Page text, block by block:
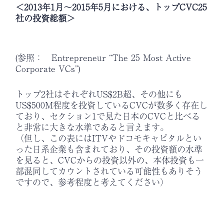
＜2013年1月～2015年5月における、トップCVC25
社の投資総額＞
(参照： Entrepreneur “The 25 Most Active
Corporate VCs”)
トップ2社はそれぞれUS$2B超、その他にも
US$500M程度を投資しているCVCが数多く存在し
ており、セクション1で見た日本のCVCと比べる
と非常に大きな水準であると言えます。
（但し、この表にはITVやドコモキャピタルとい
った日系企業も含まれており、その投資額の水準
を見ると、CVCからの投資以外の、本体投資も一
部混同してカウントされている可能性もありそう
ですので、参考程度と考えてください）